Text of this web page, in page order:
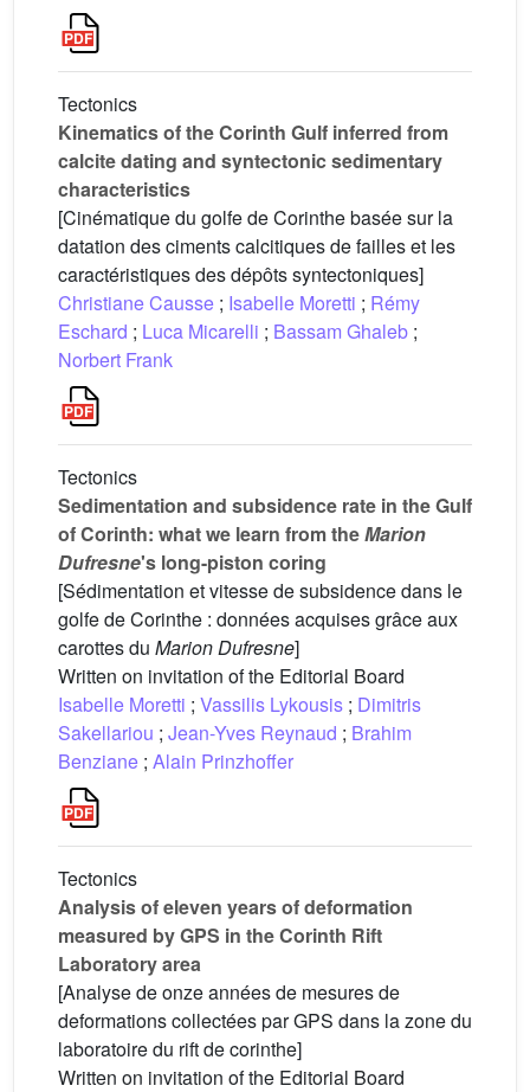
Tectonics
Kinematics of the Corinth Gulf inferred from
calcite dating and syntectonic sedimentary
characteristics
[Cinématique du golfe de Corinthe basée sur la
datation des ciments calcitiques de failles et les
caractéristiques des dépôts syntectoniques]
Christiane Causse ; Isabelle Moretti ; Rémy
Eschard ; Luca Micarelli ; Bassam Ghaleb ;
Norbert Frank
Tectonics
Sedimentation and subsidence rate in the Gulf
of Corinth: what we learn from theMarion
Dufresne's long-piston coring
[Sédimentation et vitesse de subsidence dans le
golfe de Corinthe : données acquises grâce aux
carottes du Marion Dufresne]
Written on invitation of the Editorial Board
Isabelle Moretti ; Vassilis Lykousis ; Dimitris
Sakellariou ; Jean-Yves Reynaud ; Brahim
Benziane ; Alain Prinzhoffer
Tectonics
Analysis of eleven years of deformation
measured by GPS in the Corinth Rift
Laboratory area
[Analyse de onze années de mesures de
deformations collectées par GPS dans la zone du
laboratoire du rift de corinthe]
Written on invitation of the Editorial Board